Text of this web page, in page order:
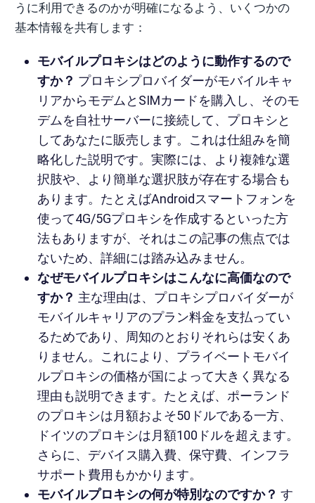
うに利用できるのかが明確になるよう、いくつかの
基本情報を共有します：
モバイルプロキシはどのように動作するので
すか？ プロキシプロバイダーがモバイルキャ
リアからモデムとSIMカードを購入し、そのモ
デムを自社サーバーに接続して、プロキシと
してあなたに販売します。これは仕組みを簡
略化した説明です。実際には、より複雑な選
択肢や、より簡単な選択肢が存在する場合も
あります。たとえばAndroidスマートフォンを
使って4G/5Gプロキシを作成するといった方
法もありますが、それはこの記事の焦点では
ないため、詳細には踏み込みません。
なぜモバイルプロキシはこんなに高価なので
すか？ 主な理由は、プロキシプロバイダーが
モバイルキャリアのプラン料金を支払ってい
るためであり、周知のとおりそれらは安くあ
りません。これにより、プライベートモバイ
ルプロキシの価格が国によって大きく異なる
理由も説明できます。たとえば、ポーランド
のプロキシは月額およそ50ドルである一方、
ドイツのプロキシは月額100ドルを超えます。
さらに、デバイス購入費、保守費、インフラ
サポート費用もかかります。
モバイルプロキシの何が特別なのですか？ す